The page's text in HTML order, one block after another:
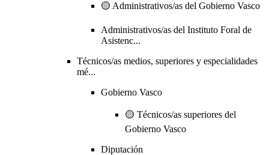
🟡 Administrativos/as del Gobierno Vasco
Administrativos/as del Instituto Foral de
Asistenc...
Técnicos/as medios, superiores y especialidades
mé...
Gobierno Vasco
🟡 Técnicos/as superiores del
Gobierno Vasco
Diputación